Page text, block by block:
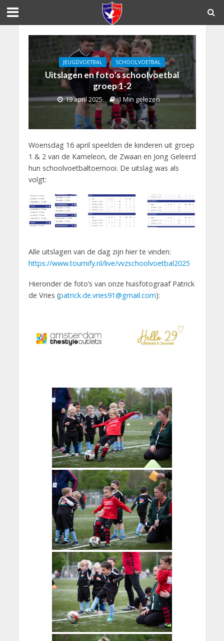
JEUGDVOETBAL SCHOOLVOETBAL
Uitslagen en foto’s schoolvoetbal
groep 1-2
19 april 2025 1 Min gelezen
Woensdag 16 april speelden de kinderen uit groep
1 & 2 van de Kameleon, de Zwaan en Jong Geleerd
hun schoolvoetbaltoernooi. De uitslag was als
volgt:
Alle uitslagen van de dag zijn hier te vinden:
https://www.tournify.nl/live/vvzschoolvoetbal2025
Hieronder de foto’s van onze huisfotograaf Patrick
de Vries (patrick.de.vries91@gmail.com):